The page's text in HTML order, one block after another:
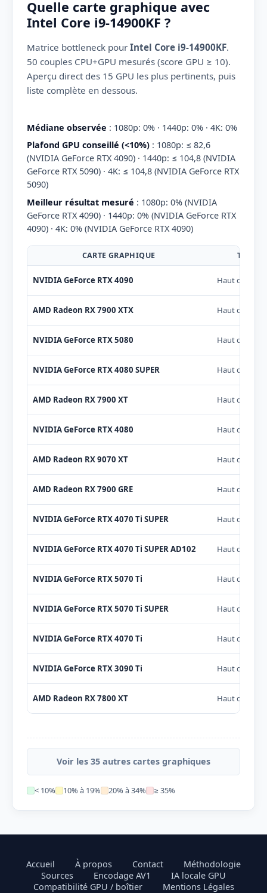
Quelle carte graphique avec
Intel Core i9-14900KF ?
Matrice bottleneck pour Intel Core i9-14900KF.
50 couples CPU+GPU mesurés (score GPU ≥ 10).
Aperçu direct des 15 GPU les plus pertinents, puis
liste complète en dessous.
Médiane observée : 1080p: 0% · 1440p: 0% · 4K: 0%
Plafond GPU conseillé (<10%) : 1080p: ≤ 82,6
(NVIDIA GeForce RTX 4090) · 1440p: ≤ 104,8 (NVIDIA
GeForce RTX 5090) · 4K: ≤ 104,8 (NVIDIA GeForce RTX
5090)
Meilleur résultat mesuré : 1080p: 0% (NVIDIA
GeForce RTX 4090) · 1440p: 0% (NVIDIA GeForce RTX
4090) · 4K: 0% (NVIDIA GeForce RTX 4090)
CARTE GRAPHIQUE TIER
NVIDIA GeForce RTX 4090 Haut de
AMD Radeon RX 7900 XTX Haut de
NVIDIA GeForce RTX 5080 Haut de
NVIDIA GeForce RTX 4080 SUPER Haut de
AMD Radeon RX 7900 XT Haut de
NVIDIA GeForce RTX 4080 Haut de
AMD Radeon RX 9070 XT Haut de
AMD Radeon RX 7900 GRE Haut de
NVIDIA GeForce RTX 4070 Ti SUPER Haut de
NVIDIA GeForce RTX 4070 Ti SUPER AD102 Haut de
NVIDIA GeForce RTX 5070 Ti Haut de
NVIDIA GeForce RTX 5070 Ti SUPER Haut de
NVIDIA GeForce RTX 4070 Ti Haut de
NVIDIA GeForce RTX 3090 Ti Haut de
AMD Radeon RX 7800 XT Haut de
Voir les 35 autres cartes graphiques
< 10% 10% à 19% 20% à 34% ≥ 35%
Accueil À propos Contact
Méthodologie
Sources
Encodage AV1
IA locale GPU
Compatibilité GPU / boîtier
Mentions Légales